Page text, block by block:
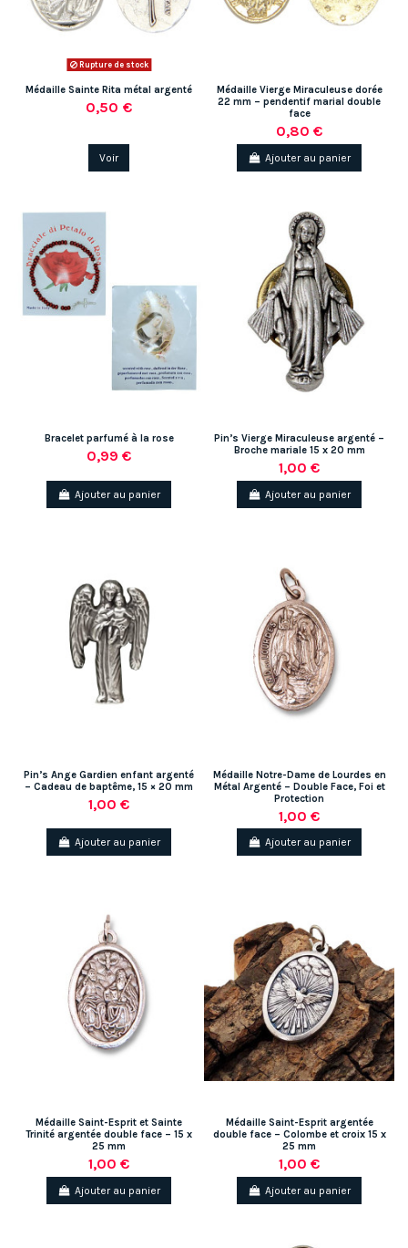
Rupture de stock
Médaille Sainte Rita métal argenté
0,50 €
Voir
Médaille Vierge Miraculeuse dorée
22 mm – pendentif marial double
face
0,80 €
Ajouter au panier
Bracelet parfumé à la rose
0,99 €
Ajouter au panier
Pin’s Vierge Miraculeuse argenté –
Broche mariale 15 x 20 mm
1,00 €
Ajouter au panier
Pin’s Ange Gardien enfant argenté
– Cadeau de baptême, 15 × 20 mm
1,00 €
Ajouter au panier
Médaille Notre-Dame de Lourdes en
Métal Argenté – Double Face, Foi et
Protection
1,00 €
Ajouter au panier
Médaille Saint-Esprit et Sainte
Trinité argentée double face – 15 x
25 mm
1,00 €
Ajouter au panier
Médaille Saint-Esprit argentée
double face – Colombe et croix 15 x
25 mm
1,00 €
Ajouter au panier